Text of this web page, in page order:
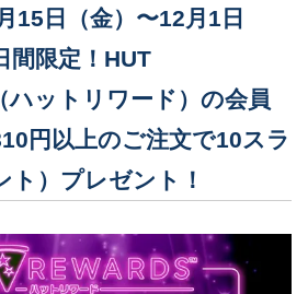
15日（金）〜12月1日
間限定！HUT
ハットリワード）の会員
円以上のご注文で10スラ
ト）プレゼント！